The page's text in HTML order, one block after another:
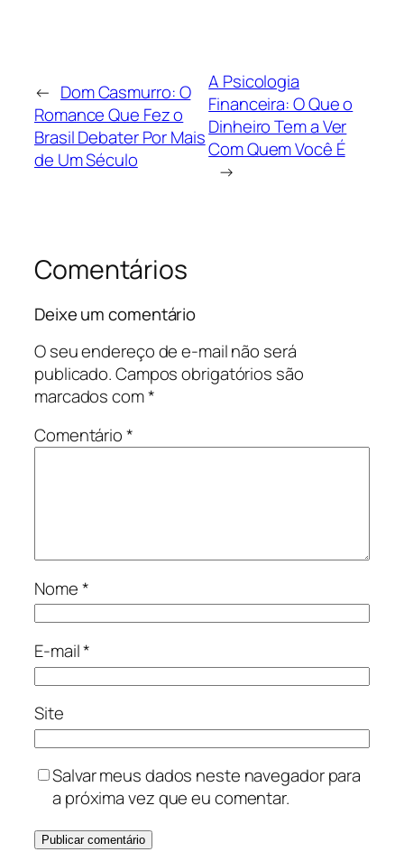
← Dom Casmurro: O
Romance Que Fez o
Brasil Debater Por Mais
de Um Século
A Psicologia
Financeira: O Que o
Dinheiro Tem a Ver
Com Quem Você É
→
Comentários
Deixe um comentário
O seu endereço de e-mail não será
publicado.Campos obrigatórios são
marcados com*
Comentário*
Nome*
E-mail*
Site
Salvar meus dados neste navegador para
a próxima vez que eu comentar.